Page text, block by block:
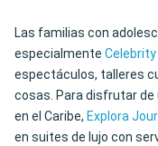
Las familias con
especialmente
espectáculos, talleres
cosas. Para disfrutar de
en el Caribe, Explora
en suites de lujo con